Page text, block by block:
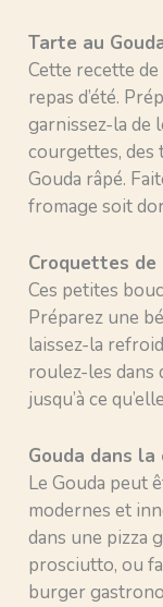
Tarte au
Cette recette
repas d’été.
garnissez-la de
courgettes, des
Gouda râpé.
fromage soit
Croquettes de
Ces petites
Préparez une
laissez-la
roulez-les dans
jusqu’à ce
Gouda dans la
Le Gouda peut
modernes et
dans une pizza
prosciutto, ou
burger